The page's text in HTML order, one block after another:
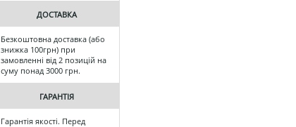
ДОСТАВКА
Безкоштовна доставка (або
знижка 100грн) при
замовленні від 2 позицій на
суму понад 3000 грн.
ГАРАНТІЯ
Гарантія якості. Перед